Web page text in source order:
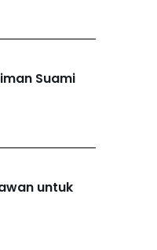
Suami
untuk